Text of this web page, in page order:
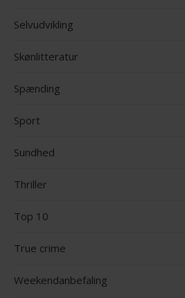
Selvudvikling
Skønlitteratur
Spænding
Sport
Sundhed
Thriller
Top 10
True crime
Weekendanbefaling